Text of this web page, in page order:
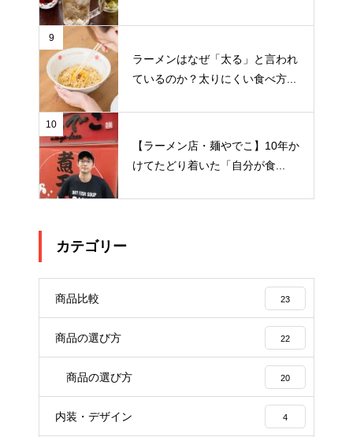
9
ラーメンはなぜ「太る」と言われ
ているのか？太りにくい食べ方...
10
【ラーメン店・麺やでこ】10年か
けてたどり着いた「自分が食...
カテゴリー
商品比較 23
商品の選び方 22
商品の選び方 20
内装・デザイン 4